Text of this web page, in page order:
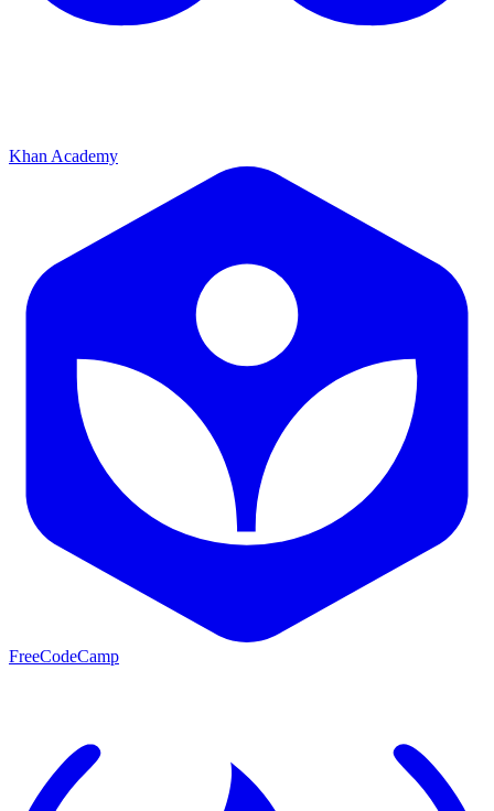
Khan Academy
FreeCodeCamp